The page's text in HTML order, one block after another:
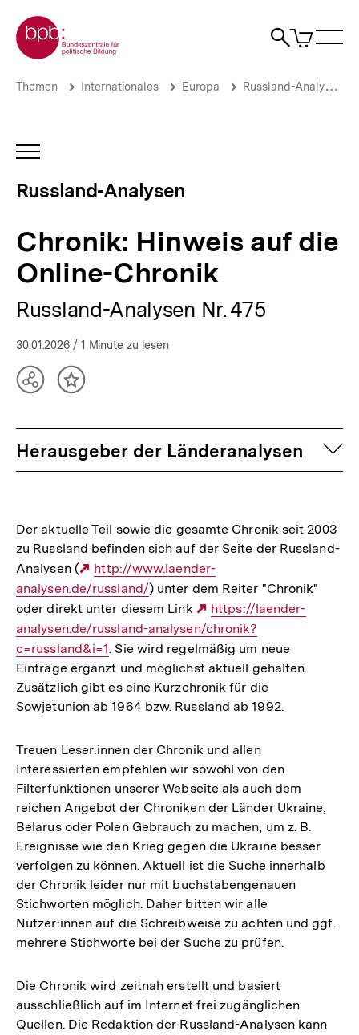
zum
Seiteninhalt
springen
Zur Startseite der bpb
Suche
Artikel
im
Chronik:
Online-
Chronik
Russland-
bpb.de
Brotkrümelnavigation
Pfadnavigation
Themen Internationales Europa Russland-Analysen
INHALTSNAVIGATION
Russland-Analysen
Chronik: Hinweis auf die
Online-Chronik
Russland-Analysen Nr. 475
30.01.2026 / 1 Minute zu lesen
TeilenInhalt
Herausgeber der Länderanalysen
Der aktuelle Teil sowie die gesamte Chronik seit 2003
zu Russland befinden sich auf der Seite der Russland-
Analysen (
Externer
Link:
http://www.laender-
analysen.de/russland/) unter dem Reiter "Chronik"
oder direkt unter diesem Link
Externer
Link:
https://laender-
analysen.de/russland-analysen/chronik?
c=russland&i=1. Sie wird regelmäßig um neue
Einträge ergänzt und möglichst aktuell gehalten.
Zusätzlich gibt es eine Kurzchronik für die
Sowjetunion ab 1964 bzw. Russland ab 1992.
Treuen Leser:innen der Chronik und allen
Interessierten empfehlen wir sowohl von den
Filterfunktionen unserer Webseite als auch dem
reichen Angebot der Chroniken der Länder Ukraine,
Belarus oder Polen Gebrauch zu machen, um z. B.
Ereignisse wie den Krieg gegen die Ukraine besser
verfolgen zu können. Aktuell ist die Suche innerhalb
der Chronik leider nur mit buchstabengenauen
Stichworten möglich. Daher bitten wir alle
Nutzer:innen auf die Schreibweise zu achten und ggf.
mehrere Stichworte bei der Suche zu prüfen.
Die Chronik wird zeitnah erstellt und basiert
ausschließlich auf im Internet frei zugänglichen
Quellen. Die Redaktion der Russland-Analysen kann